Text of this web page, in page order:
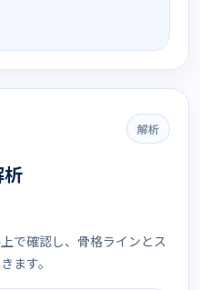
解析
で確認し、骨格ラインとス
ます。